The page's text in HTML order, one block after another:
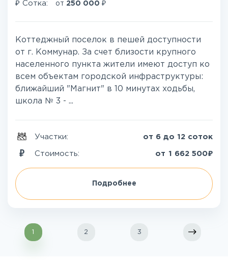
₽ Сотка: от 250 000 ₽
Коттеджный поселок в пешей доступности
от г. Коммунар. За счет близости крупного
населенного пункта жители имеют доступ ко
всем объектам городской инфраструктуры:
ближайший "Магнит" в 10 минутах ходьбы,
школа № 3 - ...
Участки: от 6 до 12 соток
Стоимость: от 1 662 500₽
Подробнее
1 2 3